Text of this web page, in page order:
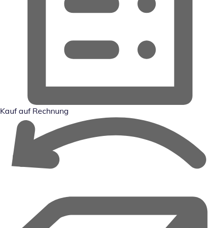
Kauf auf Rechnung